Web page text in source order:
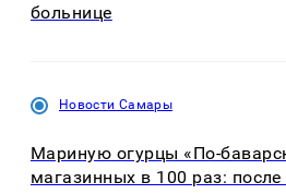
больнице
Новости Самары
Мариную огурцы «По-
магазинных в 100 раз: после